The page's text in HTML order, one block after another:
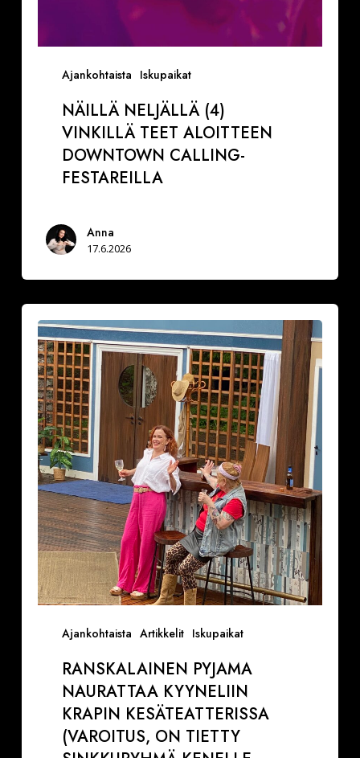
Ajankohtaista Iskupaikat
NÄILLÄ NELJÄLLÄ (4)
VINKILLÄ TEET ALOITTEEN
DOWNTOWN CALLING-
FESTAREILLA
Anna
17.6.2026
Ajankohtaista Artikkelit Iskupaikat
pyjama
naurattaa
kyyneliin
Krapin
kesäteatterissa
(VAROITUS,
ON
TIETTY
SINKKURYHMÄ
KENELLE
NÄYTÖS
ON
TAATUSTI
KIUSALLINEN)
RANSKALAINEN PYJAMA
NAURATTAA KYYNELIIN
KRAPIN KESÄTEATTERISSA
(VAROITUS, ON TIETTY